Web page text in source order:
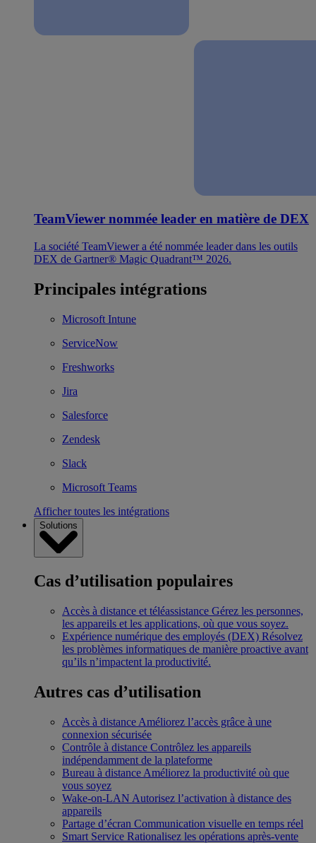
TeamViewer nommée leader en matière de DEX
La société TeamViewer a été nommée leader dans les outils
DEX de Gartner® Magic Quadrant™ 2026.
Principales intégrations
Microsoft Intune
ServiceNow
Freshworks
Jira
Salesforce
Zendesk
Slack
Microsoft Teams
Afficher toutes les intégrations
Solutions
Cas d’utilisation populaires
Accès à distance et téléassistance Gérez les personnes,
les appareils et les applications, où que vous soyez.
Expérience numérique des employés (DEX) Résolvez
les problèmes informatiques de manière proactive avant
qu’ils n’impactent la productivité.
Autres cas d’utilisation
Accès à distance Améliorez l’accès grâce à une
connexion sécurisée
Contrôle à distance Contrôlez les appareils
indépendamment de la plateforme
Bureau à distance Améliorez la productivité où que
vous soyez
Wake-on-LAN Autorisez l’activation à distance des
appareils
Partage d’écran Communication visuelle en temps réel
Smart Service Rationalisez les opérations après-vente